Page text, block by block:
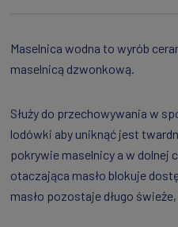
Maselnica wodna to wyrób
maselnicą dzwonkową.
Służy do przechowywania w
lodówki aby uniknąć jest
pokrywie maselnicy a w dolnej
otaczająca masło blokuje
masło pozostaje długo